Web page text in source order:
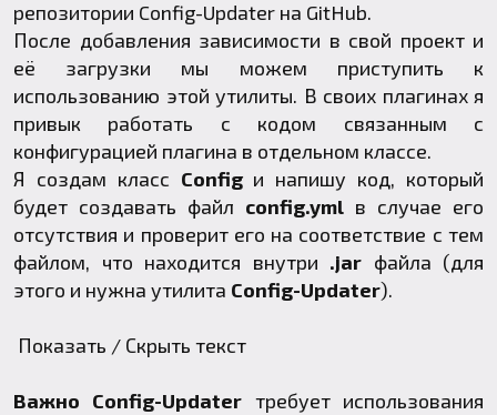
репозитории Config-Updater на GitHub.
После добавления зависимости в свой проект и
её загрузки мы можем приступить к
использованию этой утилиты. В своих плагинах я
привык работать с кодом связанным с
конфигурацией плагина в отдельном классе.
Я создам класс Configи напишу код, который
будет создавать файл config.yml в случае его
отсутствия и проверит его на соответствие с тем
файлом, что находится внутри .jar файла (для
этого и нужна утилита Config-Updater).
Показать / Скрыть текст
Важно Config-Updater требует использования